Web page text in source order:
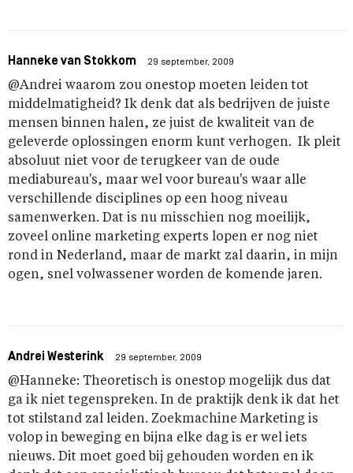
Hanneke van Stokkom 29 september, 2009
@Andrei waarom zou onestop moeten leiden tot
middelmatigheid? Ik denk dat als bedrijven de juiste
mensen binnen halen, ze juist de kwaliteit van de
geleverde oplossingen enorm kunt verhogen. Ik pleit
absoluut niet voor de terugkeer van de oude
mediabureau's, maar wel voor bureau's waar alle
verschillende disciplines op een hoog niveau
samenwerken. Dat is nu misschien nog moeilijk,
zoveel online marketing experts lopen er nog niet
rond in Nederland, maar de markt zal daarin, in mijn
ogen, snel volwassener worden de komende jaren.
Andrei Westerink 29 september, 2009
@Hanneke: Theoretisch is onestop mogelijk dus dat
ga ik niet tegenspreken. In de praktijk denk ik dat het
tot stilstand zal leiden. Zoekmachine Marketing is
volop in beweging en bijna elke dag is er wel iets
nieuws. Dit moet goed bij gehouden worden en ik